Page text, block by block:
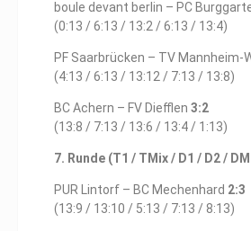
boule devant berlin – PC
(0:13 / 6:13 / 13:2 / 6:13 / 13:4)
PF Saarbrücken – TV Mannheim-
(4:13 / 6:13 / 13:12 / 7:13 / 13:8)
BC Achern – FV Diefflen 3:2
(13:8 / 7:13 / 13:6 / 13:4 / 1:13)
7. Runde (T1 / TMix / D1 / D2 /
PUR Lintorf – BC Mechenhard 2:3
(13:9 / 13:10 / 5:13 / 7:13 / 8:13)